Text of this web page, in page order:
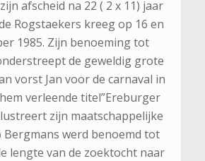
afscheid na 22 ( 2 x 11) jaar
Rogstaekers kreeg op 16 en
1985. Zijn benoeming tot
de geweldig grote
vorst Jan voor de carnaval in
verleende titel”Ereburger
zijn maatschappelijke
Bergmans werd benoemd tot
lengte van de zoektocht naar